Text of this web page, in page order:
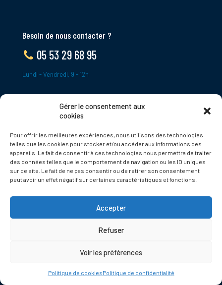
Gérer le consentement aux
cookies
Pour offrir les meilleures expériences, nous utilisons des technologies
telles que les cookies pour stocker et/ou accéder aux informations des
appareils. Le fait de consentir à ces technologies nous permettra de traiter
des données telles que le comportement de navigation ou les ID uniques
sur ce site. Le fait de ne pas consentir ou de retirer son consentement
peut avoir un effet négatif sur certaines caractéristiques et fonctions.
Accepter
Refuser
Voir les préférences
Politique de cookiesPolitique de confidentialité
Besoin de nous contacter ?
05 53 29 68 95
Lundi - Vendredi, 9 - 12h
24620 Tamniès
France
Politique de cookies
© 2025 Tamnies.fr